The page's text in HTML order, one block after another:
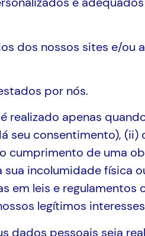
dos nossos sites e/
por nós.
apenas
seu consentimento),
cumprimento de uma
incolumidade física
em leis e
legítimos
dados pessoais seja